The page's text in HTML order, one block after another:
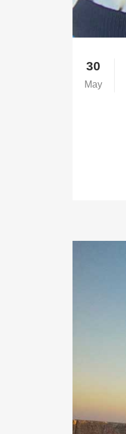
30
May